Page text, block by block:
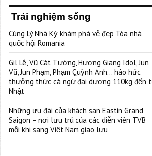
Trải nghiệm sống
Cùng Lý Nhã Kỳ khám phá vẻ đẹp Tòa nhà
quốc hội Romania
Gil Lê, Vũ Cát Tường, Hương Giang Idol, Jun
Vũ, Jun Phạm, Phạm Quỳnh Anh… háo hức
thưởng thức cá ngừ đại dương 110kg đến
Nhật
Những ưu đãi của khách sạn Eastin Grand
Saigon – nơi lưu trú của các diễn viên TVB
mỗi khi sang Việt Nam giao lưu